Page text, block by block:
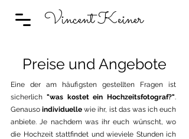
Vincent Keiner
Preise und Angebote
Eine der am häufigsten gestellten Fragen ist
sicherlich "was kostet ein Hochzeitsfotograf?".
Genausoindividuelle wie ihr, ist das was ich euch
anbiete. Je nachdem was ihr euch wünscht, wo
die Hochzeit stattfindet und wieviele Stunden ich